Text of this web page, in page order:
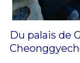
Du palais de